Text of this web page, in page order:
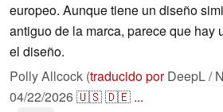
europeo. Aunque tiene un diseño
antiguo de la marca, parece que hay
el diseño.
Polly Allcock (traducido porDeepL /
04/22/2026🇺🇸🇩🇪 ...